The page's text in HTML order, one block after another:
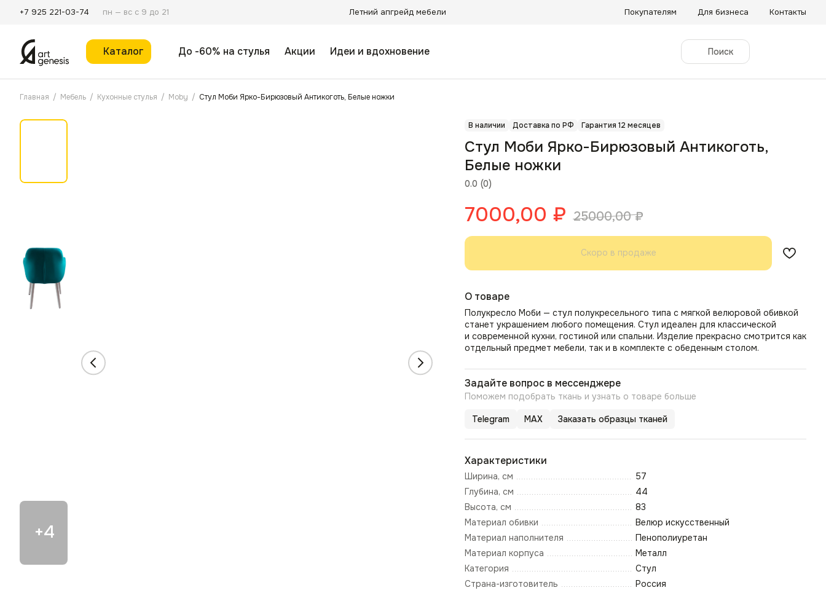
+7 925 221-03-74 пн — вс с 9 до 21 Летний апгрейд мебели Покупателям Для бизнеса Контакты
Каталог До -60% на стулья Акции Идеи и вдохновение Поиск
Главная / Мебель / Кухонные стулья / Moby / Стул Моби Ярко-Бирюзовый Антикоготь, Белые ножки
В наличии Доставка по РФ Гарантия 12 месяцев
0.0 (0)
Стул Моби Ярко-Бирюзовый Антикоготь,
Белые ножки
7000,00 ₽ 25000,00 ₽
О товаре
Полукресло Моби — стул полукресельного типа с мягкой велюровой обивкой
станет украшением любого помещения. Стул идеален для классической
и современной кухни, гостиной или спальни. Изделие прекрасно смотрится как
отдельный предмет мебели, так и в комплекте с обеденным столом.
Задайте вопрос в мессенджере
Поможем подобрать ткань и узнать о товаре больше
Telegram MAX Заказать образцы тканей
Характеристики
Ширина, см
57
Глубина, см
44
Высота, см
83
Материал обивки
Велюр искусственный
Материал наполнителя
Пенополиуретан
Материал корпуса
Металл
Категория
Стул
Страна-изготовитель
Россия